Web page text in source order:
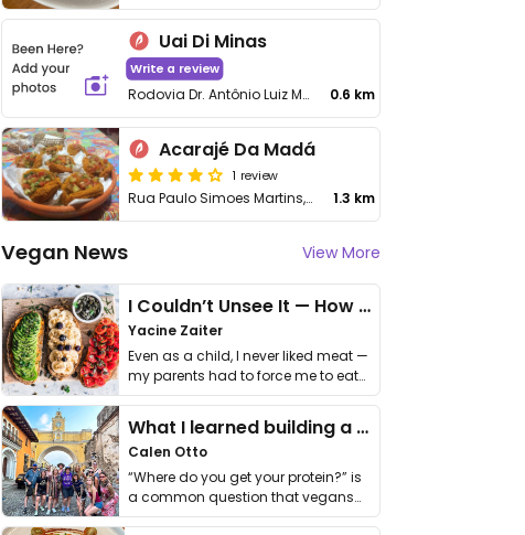
Uai Di Minas
Write a review
Rodovia Dr. Antônio Luiz Moura Gonzaga, 1167 - Rio Tavares 0.6 km
Acarajé Da Madá
1 review
Rua Paulo Simoes Martins, 98 - Rio Tavares 1.3 km
Vegan News View More
I Couldn’t Unsee It — How Thailand Turned My Beliefs Into Action⁠
Yacine Zaiter
Even as a child, I never liked meat —
my parents had to force me to eat
it. I …
What I learned building a queer vegan travel brand
Calen Otto
“Where do you get your protein?” is
a common question that vegans
get asked. …